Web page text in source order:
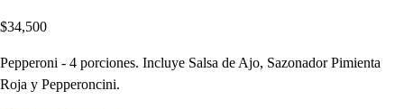
$34,500
Pepperoni - 4 porciones. Incluye Salsa de Ajo, Sazonador Pimienta
Roja y Pepperoncini.